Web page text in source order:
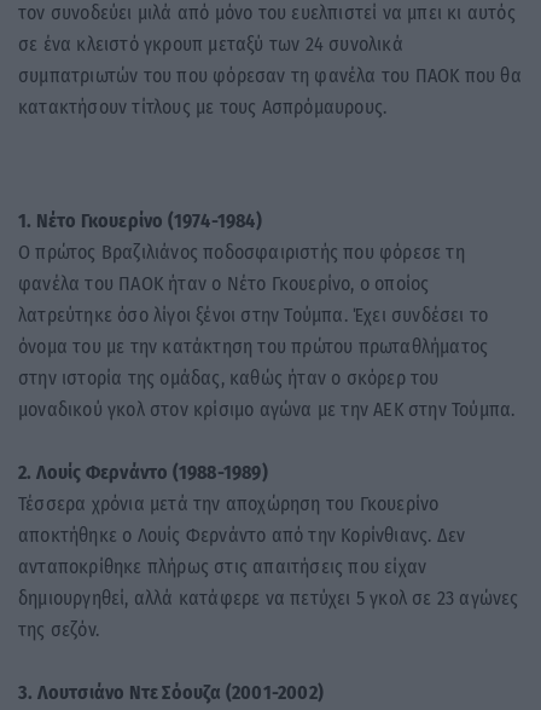
τον συνοδεύει μιλά από μόνο του ευελπιστεί να μπει κι αυτός
σε ένα κλειστό γκρουπ μεταξύ των 24 συνολικά
συμπατριωτών του που φόρεσαν τη φανέλα του ΠΑΟΚ που θα
κατακτήσουν τίτλους με τους Ασπρόμαυρους.
1. Νέτο Γκουερίνο (1974-1984)
Ο πρώτος Βραζιλιάνος ποδοσφαιριστής που φόρεσε τη
φανέλα του ΠΑΟΚ ήταν ο Νέτο Γκουερίνο, ο οποίος
λατρεύτηκε όσο λίγοι ξένοι στην Τούμπα. Έχει συνδέσει το
όνομα του με την κατάκτηση του πρώτου πρωταθλήματος
στην ιστορία της ομάδας, καθώς ήταν ο σκόρερ του
μοναδικού γκολ στον κρίσιμο αγώνα με την ΑΕΚ στην Τούμπα.
2. Λουίς Φερνάντο (1988-1989)
Τέσσερα χρόνια μετά την αποχώρηση του Γκουερίνο
αποκτήθηκε ο Λουίς Φερνάντο από την Κορίνθιανς. Δεν
ανταποκρίθηκε πλήρως στις απαιτήσεις που είχαν
δημιουργηθεί, αλλά κατάφερε να πετύχει 5 γκολ σε 23 αγώνες
της σεζόν.
3. Λουτσιάνο Ντε Σόουζα (2001-2002)